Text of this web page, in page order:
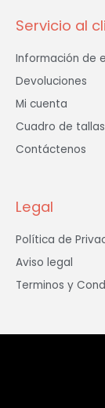
Servicio al
Información de
Devoluciones
Mi cuenta
Cuadro de tallas
Contáctenos
Legal
Política de
Aviso legal
Terminos y